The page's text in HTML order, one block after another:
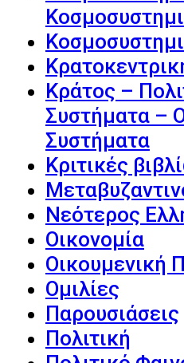
Κράτος –
Συστήματα –
Συστήματα
Κριτικές
Νεότερος
Οικονομία
Οικουμενική
Ομιλίες
Παρουσιάσεις
Πολιτική